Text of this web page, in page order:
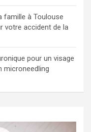
famille à Toulouse
votre accident de la
pour un visage
microneedling